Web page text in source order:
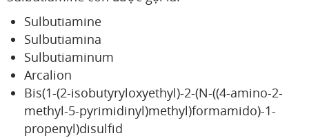
Sulbutiamine
Sulbutiamina
Sulbutiaminum
Arcalion
Bis(1-(2-isobutyryloxyethyl)-2-(N-((4-amino-2-
methyl-5-pyrimidinyl)methyl)formamido)-1-
propenyl)disulfid